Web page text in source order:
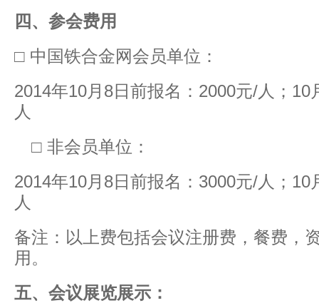
四、参会费用
□ 中国铁合金网会员单位：
2014年10月8日前报名：2000元/人；10
人
□ 非会员单位：
2014年10月8日前报名：3000元/人；10
人
备注：以上费包括会议注册费，餐费，
用。
五、会议展览展示：